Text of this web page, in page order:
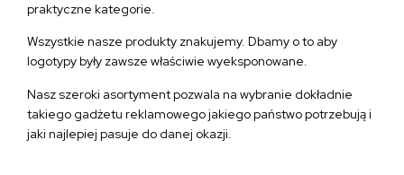
praktyczne kategorie.
Wszystkie nasze produkty znakujemy. Dbamy o to aby
logotypy były zawsze właściwie wyeksponowane.
Nasz szeroki asortyment pozwala na wybranie dokładnie
takiego gadżetu reklamowego jakiego państwo potrzebują i
jaki najlepiej pasuje do danej okazji.